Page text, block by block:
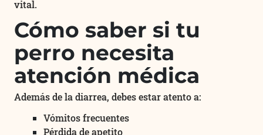
vital.
Cómo saber si tu
perro necesita
atención médica
Además de la diarrea, debes estar atento a:
Vómitos frecuentes
Pérdida de apetito